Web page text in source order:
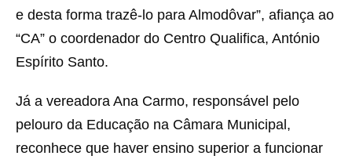
e desta forma trazê-lo para Almodôvar”, afiança ao
“CA” o coordenador do Centro Qualifica, António
Espírito Santo.
Já a vereadora Ana Carmo, responsável pelo
pelouro da Educação na Câmara Municipal,
reconhece que haver ensino superior a funcionar